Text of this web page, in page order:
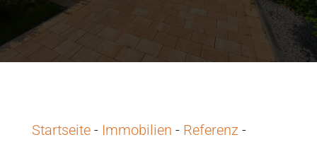
Startseite- Immobilien - Referenz-